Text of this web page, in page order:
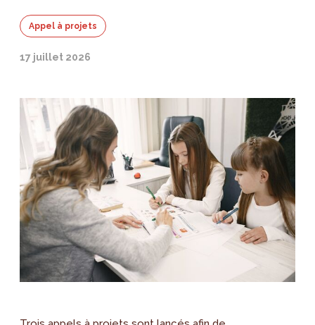
Appel à projets
17 juillet 2026